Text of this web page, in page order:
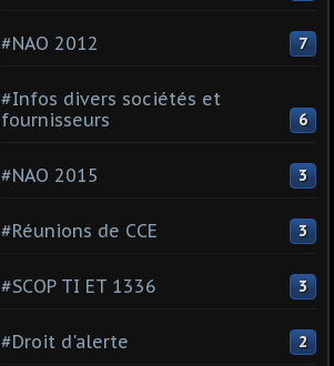
#NAO 2012 7
#Infos divers sociétés et
fournisseurs
6
#NAO 2015 3
#Réunions de CCE 3
#SCOP TI ET 1336 3
#Droit d'alerte 2